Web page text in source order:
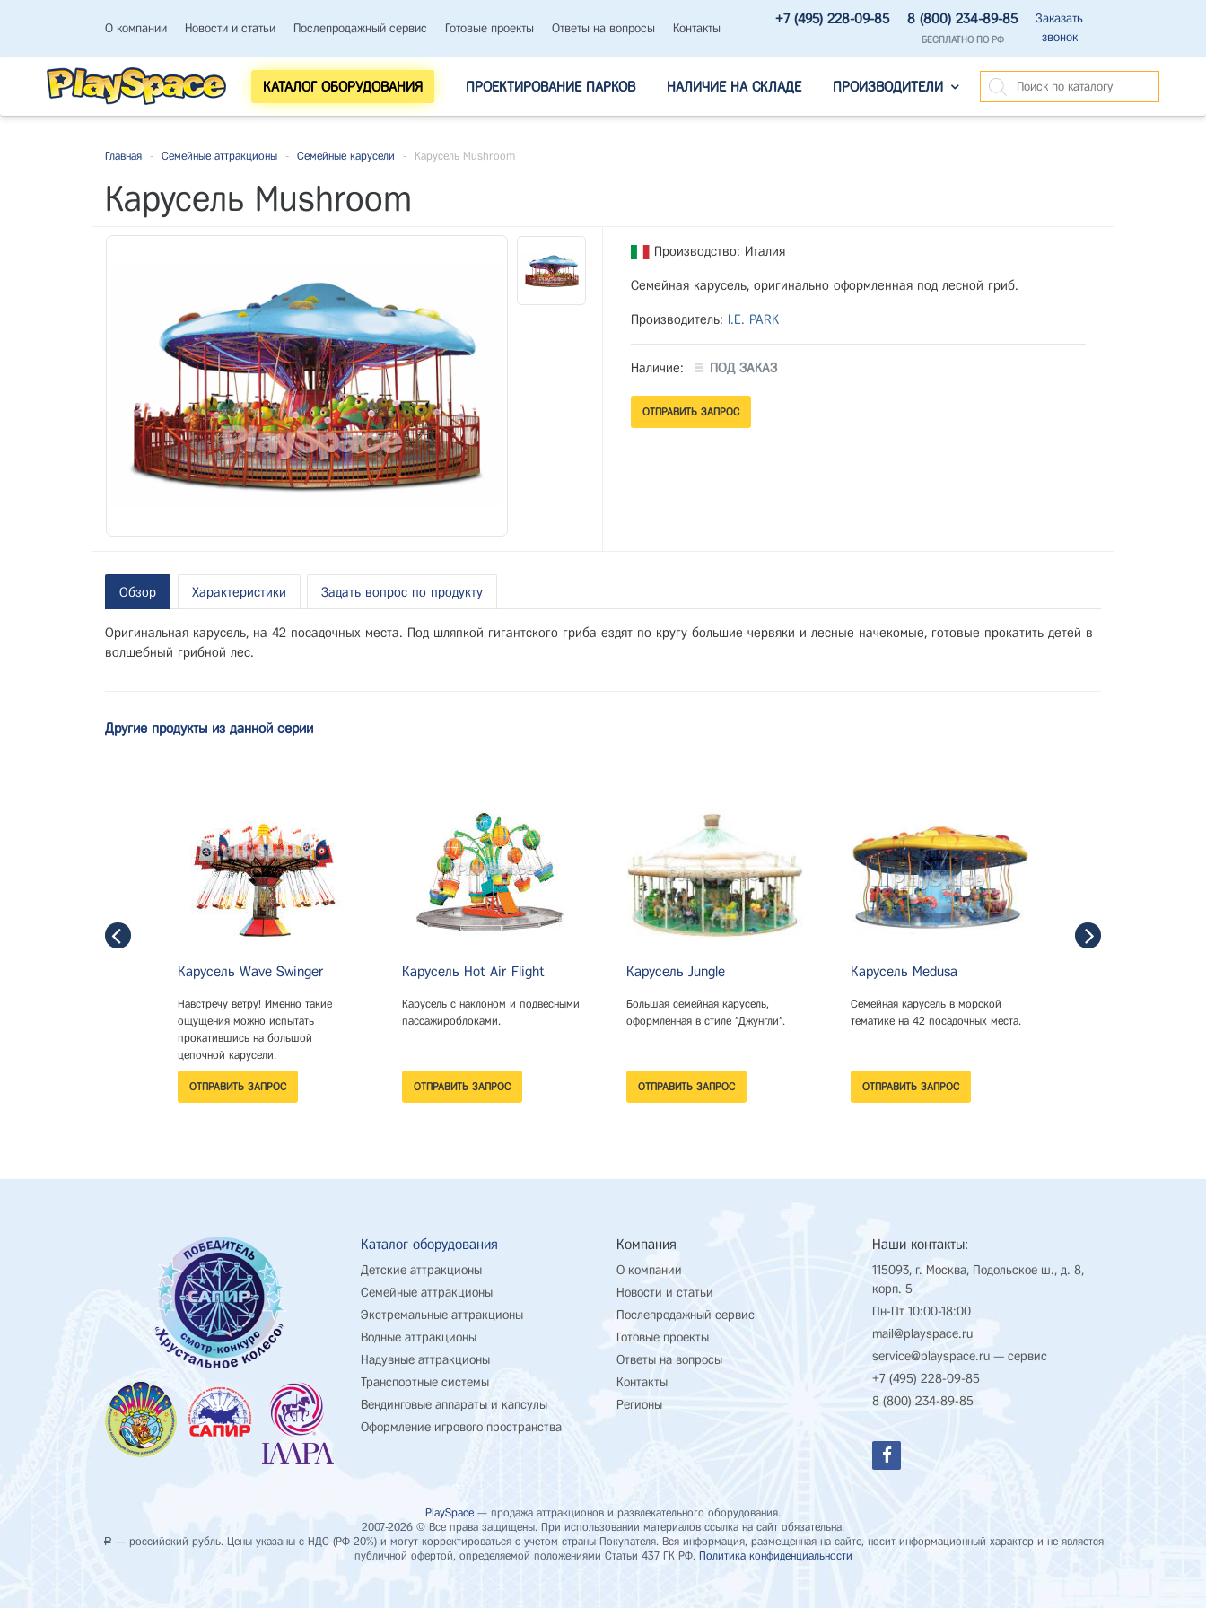
О компании Новости и статьи Послепродажный сервис Готовые проекты Ответы на вопросы Контакты
+7 (495) 228-09-85 8 (800) 234-89-85
БЕСПЛАТНО ПО РФ
Заказать
звонок
КАТАЛОГ ОБОРУДОВАНИЯ ПРОЕКТИРОВАНИЕ ПАРКОВ НАЛИЧИЕ НА СКЛАДЕ ПРОИЗВОДИТЕЛИ
Главная - Семейные аттракционы - Семейные карусели - Карусель Mushroom
Карусель Mushroom
Производство: Италия
Семейная карусель, оригинально оформленная под лесной гриб.
Производитель: I.E. PARK
Наличие: ПОД ЗАКАЗ
Обзор Характеристики Задать вопрос по продукту
Оригинальная карусель, на 42 посадочных места. Под шляпкой гигантского гриба ездят по кругу большие червяки и лесные начекомые, готовые прокатить детей в
волшебный грибной лес.
Другие продукты из данной серии
Карусель Wave Swinger
Навстречу ветру! Именно такие
ощущения можно испытать
прокатившись на большой
цепочной карусели.
Карусель Hot Air Flight
Карусель с наклоном и подвесными
пассажироблоками.
Карусель Jungle
Большая семейная карусель,
оформленная в стиле "Джунгли".
Карусель Medusa
Семейная карусель в морской
тематике на 42 посадочных места.
Каталог оборудования
Детские аттракционы
Семейные аттракционы
Экстремальные аттракционы
Водные аттракционы
Надувные аттракционы
Транспортные системы
Вендинговые аппараты и капсулы
Оформление игрового пространства
Компания
О компании
Новости и статьи
Послепродажный сервис
Готовые проекты
Ответы на вопросы
Контакты
Регионы
Наши контакты:
115093, г. Москва, Подольское ш., д. 8,
корп. 5
Пн-Пт 10:00-18:00
mail@playspace.ru
service@playspace.ru — сервис
+7 (495) 228-09-85
8 (800) 234-89-85
PlaySpace — продажа аттракционов и развлекательного оборудования.
2007-2026 © Все права защищены. При использовании материалов ссылка на сайт обязательна.
Р — российский рубль. Цены указаны с НДС (РФ 20%) и могут корректироваться с учетом страны Покупателя. Вся информация, размещенная на сайте, носит информационный характер и не является
публичной офертой, определяемой положениями Статьи 437 ГК РФ. Политика конфиденциальности